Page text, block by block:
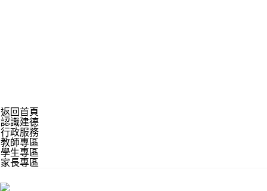
返回首頁
認識建德
行政服務
教師專區
學生專區
家長專區